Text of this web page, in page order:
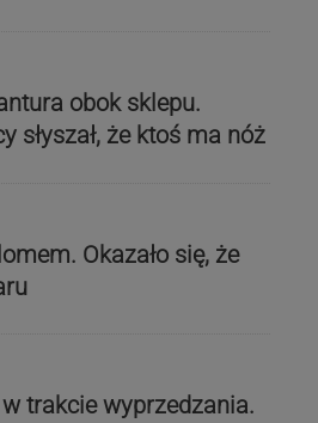
obok sklepu.
słyszał, że ktoś ma nóż
Okazało się, że
trakcie wyprzedzania.